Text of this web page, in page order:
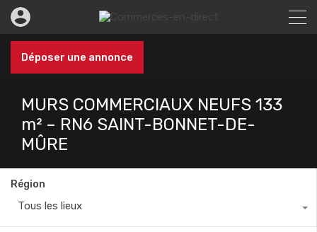
Déposer une annonce
MURS COMMERCIAUX NEUFS 133
m² – RN6 SAINT-BONNET-DE-
MÛRE
Région
Tous les lieux